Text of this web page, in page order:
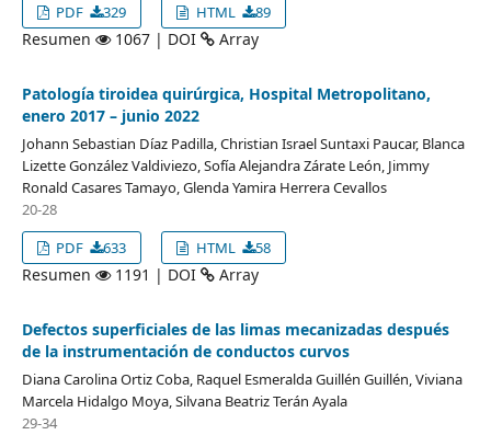
PDF
329 HTML 89
Resumen 1067 | DOI Array
Patología tiroidea quirúrgica, Hospital Metropolitano,
enero 2017 – junio 2022
Johann Sebastian Díaz Padilla, Christian Israel Suntaxi Paucar, Blanca
Lizette González Valdiviezo, Sofía Alejandra Zárate León, Jimmy
Ronald Casares Tamayo, Glenda Yamira Herrera Cevallos
20-28
PDF
633 HTML 58
Resumen 1191 | DOI Array
Defectos superficiales de las limas mecanizadas después
de la instrumentación de conductos curvos
Diana Carolina Ortiz Coba, Raquel Esmeralda Guillén Guillén, Viviana
Marcela Hidalgo Moya, Silvana Beatriz Terán Ayala
29-34